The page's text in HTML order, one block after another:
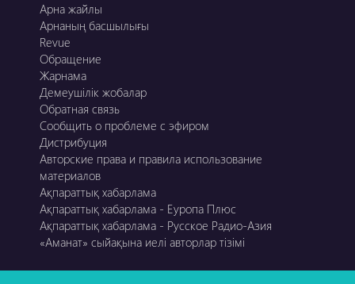
Арна жайлы
Арнаның басшылығы
Revue
Обращение
Жарнама
Демеушілік жобалар
Обратная связь
Сообщить о проблеме с эфиром
Дистрибуция
Авторские права и правила использование
материалов
Ақпараттық хабарлама
Ақпараттық хабарлама - Еуропа Плюс
Ақпараттық хабарлама - Русское Радио-Азия
«Аманат» сыйақына иелі авторлар тізімі